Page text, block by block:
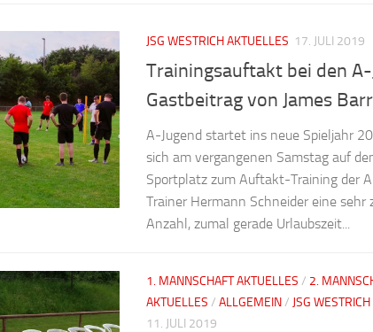
JSG WESTRICH AKTUELLES 17. JULI 2019
Trainingsauftakt bei den
Gastbeitrag von James
A-Jugend startet ins neue Spieljahr
sich am vergangenen Samstag auf
Sportplatz zum Auftakt-Training der
Trainer Hermann Schneider eine sehr
Anzahl, zumal gerade Urlaubszeit...
1. MANNSCHAFT AKTUELLES / 2.
AKTUELLES / ALLGEMEIN/ JSG
11. JULI 2019